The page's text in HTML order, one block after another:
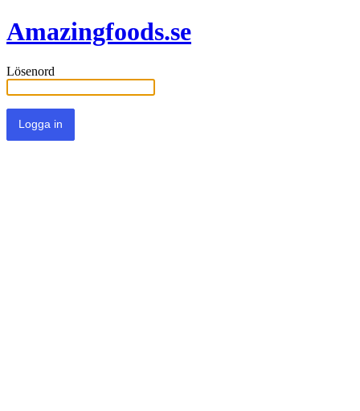
Amazingfoods.se
Lösenord